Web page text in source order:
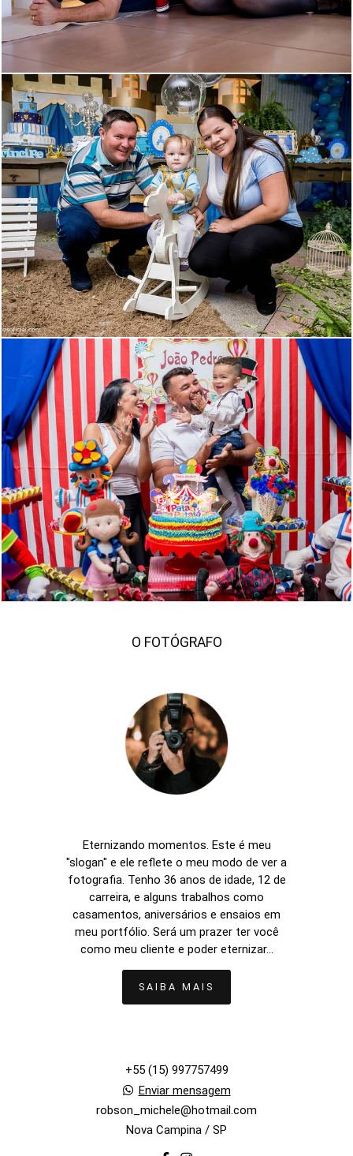
1475
1664 20
O FOTÓGRAFO
Eternizando momentos. Este é meu
"slogan" e ele reflete o meu modo de ver a
fotografia. Tenho 36 anos de idade, 12 de
carreira, e alguns trabalhos como
casamentos, aniversários e ensaios em
meu portfólio. Será um prazer ter você
como meu cliente e poder eternizar...
SAIBA MAIS
+55 (15) 997757499
Enviar mensagem
robson_michele@hotmail.com
Nova Campina / SP